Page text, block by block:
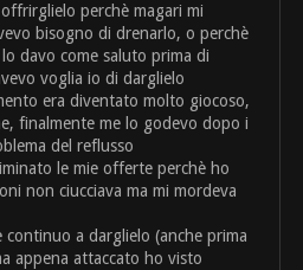
perchè magari mi
bisogno di drenarlo, o perchè
davo come saluto prima di
voglia io di darglielo
era diventato molto giocoso,
finalmente me lo godevo dopo i
del reflusso
le mie offerte perchè ho
non ciucciava ma mi mordeva
continuo a darglielo (anche prima
appena attaccato ho visto